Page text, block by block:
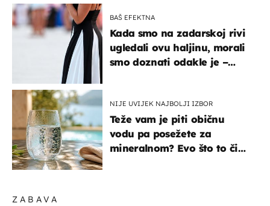
ZABAVA
BAŠ EFEKTNA
Kada smo na zadarskoj rivi
ugledali ovu haljinu, morali
smo doznati odakle je –
NIJE UVIJEK NAJBOLJI IZBOR
Teže vam je piti običnu
vodu pa posežete za
mineralnom? Evo što to čini